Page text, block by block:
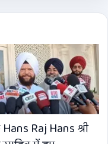
Raj Hans श्री